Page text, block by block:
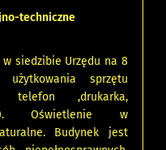
techniczne
siedzibie Urzędu na 8
użytkowania sprzętu
,drukarka,
Oświetlenie w
Budynek jest